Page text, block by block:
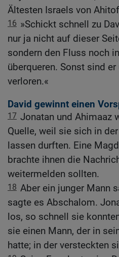
Ältesten Israels von
16 »Schickt schnell zu
nur ja nicht auf dieser
sondern den Fluss noch
überqueren. Sonst sind
verloren.«
David gewinnt einen
17 Jonatan und Ahimaaz
Quelle, weil sie sich in
lassen durften. Eine
brachte ihnen die
weitermelden sollten.
18 Aber ein junger Mann
sagte es Abschalom.
los, so schnell sie
sie einen Mann, der in
hatte; in der versteckten